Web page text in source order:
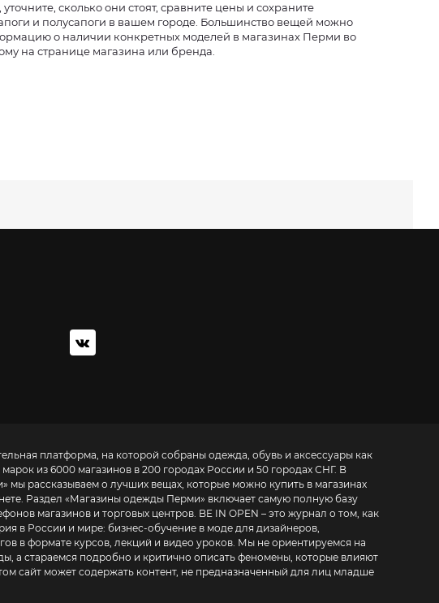
сколько они стоят, сравните цены и сохраните
и полусапоги в вашем городе. Большинство вещей можно
о наличии конкретных моделей в магазинах Перми во
на странице магазина или бренда.
платформа, на которой собраны одежда, обувь и аксессуары как
марок из 6000 магазинов в 200 городах России и 50 городах СНГ. В
» мы рассказываем о лучших вещах, которые можно купить в магазинах
Раздел «Магазины одежды Перми» включает самую полную базу
и торговых центров. BE IN OPEN – это журнал о том, как
в России и мире: бизнес-обучение в моде для дизайнеров,
в формате курсов, лекций и видео уроков. Мы не ориентируемся на
а стараемся подробно и критично описать феномены, которые влияют
сайт может содержать контент, не предназначенный для лиц младше